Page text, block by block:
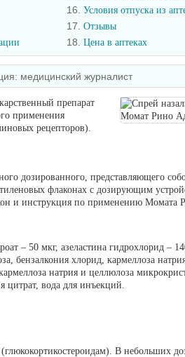
16. Условия отпуска из
17. Отзывы
18. Цена в аптеках
медицинский журналист
препарат
применения
рецепторов).
дозированного, представляющего
флаконах с дозирующим
и инструкция по применению Момата
– 50 мкг, азеластина гидрохлорид –
бензалкония хлорид, кармеллоза
натрия и целлюлоза
цитрат, вода для инъекций.
В небольших